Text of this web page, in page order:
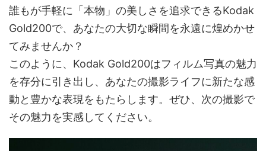
誰もが手軽に「本物」の美しさを追求できるKodak
Gold200で、あなたの大切な瞬間を永遠に煌めかせ
てみませんか？
このように、Kodak Gold200はフィルム写真の魅力
を存分に引き出し、あなたの撮影ライフに新たな感
動と豊かな表現をもたらします。ぜひ、次の撮影で
その魅力を実感してください。